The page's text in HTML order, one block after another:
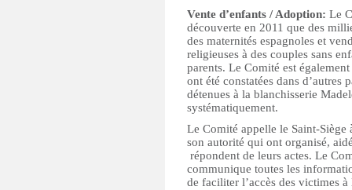
Vente d’enfants / Adoption: Le
découverte en 2011 que des
des maternités espagnoles et
religieuses à des couples sans
parents. Le Comité est
ont été constatées dans d’autres
détenues à la blanchisserie
systématiquement.
Le Comité appelle le Saint-Siège
son autorité qui ont organisé,
répondent de leurs actes. Le
communique toutes les
de faciliter l’accès des victimes